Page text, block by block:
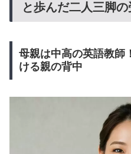
と歩んだ二人三脚の
母親は中高の英語教師
ける親の背中